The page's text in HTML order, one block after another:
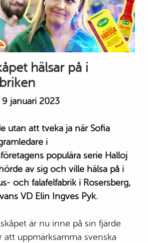
hälsar på i
9 januari 2023
utan att tveka ja när Sofia
i
populära serie Halloj
av sig och ville hälsa på i
och falafelfabrik i Rosersberg,
VD Elin Ingves Pyk.
är nu inne på sin fjärde
att uppmärksamma svenska